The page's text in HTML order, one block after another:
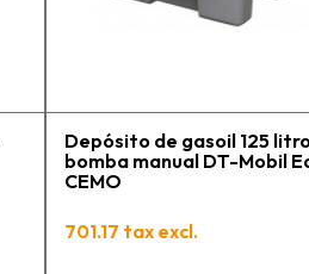
Depósito de gasoil 125
bomba manual DT-Mobil
CEMO
701.17 tax excl.